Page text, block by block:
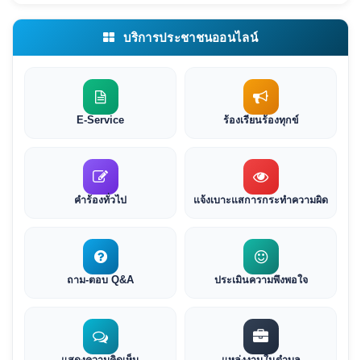
บริการประชาชนออนไลน์
E-Service ร้องเรียนร้องทุกข์
คำร้องทั่วไป แจ้งเบาะแสการกระทำความผิด
ถาม-ตอบ Q&A ประเมินความพึงพอใจ